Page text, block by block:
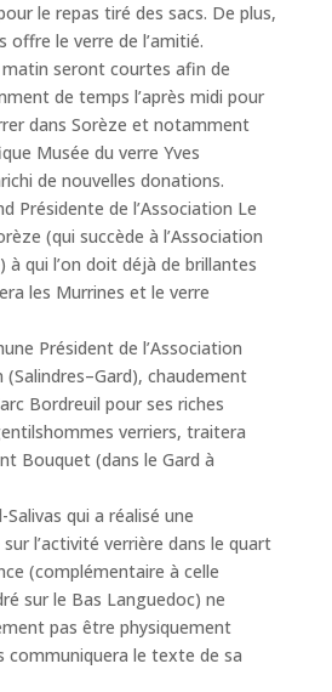
le repas tiré des sacs. De plus,
offre le verre de l’amitié.
seront courtes afin de
de temps l’après midi pour
dans Sorèze et notamment
Musée du verre Yves
de nouvelles donations.
Présidente de l’Association Le
(qui succède à l’Association
à qui l’on doit déjà de brillantes
les Murrines et le verre
Président de l’Association
chaudement
Bordreuil pour ses riches
verriers, traitera
Bouquet (dans le Gard à
qui a réalisé une
l’activité verrière dans le quart
(complémentaire à celle
sur le Bas Languedoc) ne
pas être physiquement
communiquera le texte de sa